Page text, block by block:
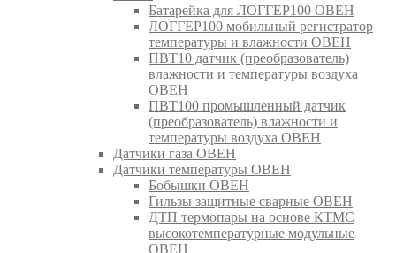
Батарейка для ЛОГГЕР100 ОВЕН
ЛОГГЕР100 мобильный регистратор
температуры и влажности ОВЕН
ПВТ10 датчик (преобразователь)
влажности и температуры воздуха
ОВЕН
ПВТ100 промышленный датчик
(преобразователь) влажности и
температуры воздуха ОВЕН
Датчики газа ОВЕН
Датчики температуры ОВЕН
Бобышки ОВЕН
Гильзы защитные сварные ОВЕН
ДТП термопары на основе КТМС
высокотемпературные модульные
ОВЕН